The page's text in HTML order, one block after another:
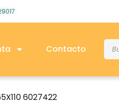
Contacto
6027422